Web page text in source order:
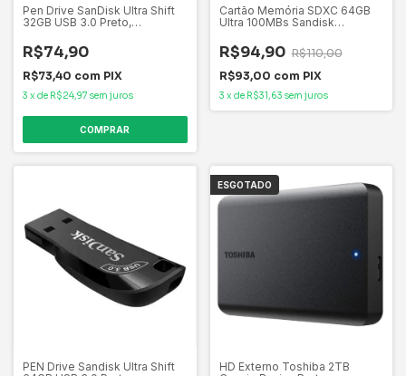
Pen Drive SanDisk Ultra Shift
32GB USB 3.0 Preto,
R$74,90
R$73,40 com PIX
3 x de R$24,97 sem juros
Cartão Memória SDXC 64GB
Ultra 100MBs Sandisk
R$94,90 R$110,00
R$93,00 com PIX
3 x de R$31,63 sem juros
PEN Drive Sandisk Ultra Shift
ESGOTADO
HD Externo Toshiba 2TB